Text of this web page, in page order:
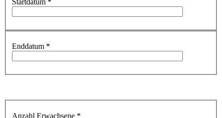
Enddatum *
Anzahl Erwachsene *